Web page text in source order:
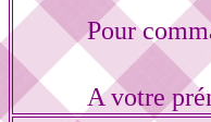
Pour
A votre